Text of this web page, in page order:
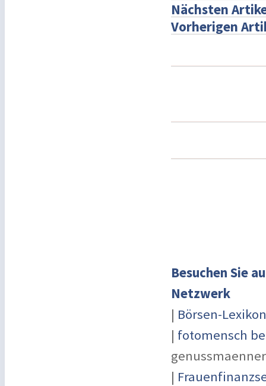
Nächsten
Vorherigen
Besuchen Sie
Netzwerk
| Börsen-Lexikon
| fotomensch
|